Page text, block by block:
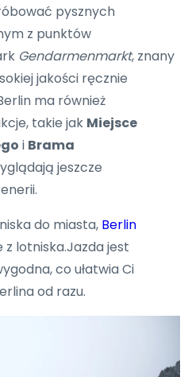
pysznych
z punktów
Gendarmenmarkt, znany
jakości ręcznie
ma również
takie jak Miejsce
i Brama
jeszcze
do miasta, Berlin
z lotniska.Jazda jest
co ułatwia Ci
od razu.